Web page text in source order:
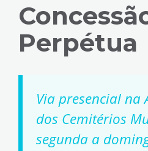
Perpétua
Via presencial na
dos Cemitérios
segunda a